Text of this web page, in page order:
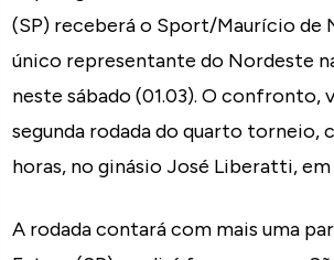
(SP) receberá o Sport/Maurício de
único representante do Nordeste
neste sábado (01.03). O confronto,
segunda rodada do quarto torneio,
horas, no ginásio José Liberatti, em
A rodada contará com mais uma